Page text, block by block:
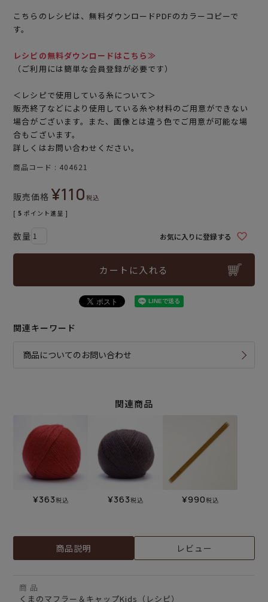
こちらのレシピは、無料ダウンロードPDFのカラーコピーで
す。
レシピの無料ダウンロードはこちら≫
（ご利用には簡単な会員登録が必要です）
＜レシピで使用している糸について＞
販売終了などにより使用している糸や材料のご用意ができない
場合がございます。また、画像とは違う色でご用意が可能な場
合もございます。
詳しくはお問い合わせください。
商品コード 404621
販売価格 ¥110税込
[ 5 ポイント進呈 ]
お気に入りに登録する
カートに入れる
関連キーワード
商品についてのお問い合わせ
関連商品
¥363税込 ¥363税込 ¥990税込
商品説明 レビュー
商 品
くまのマフラー＆キャップKids（レシピ）